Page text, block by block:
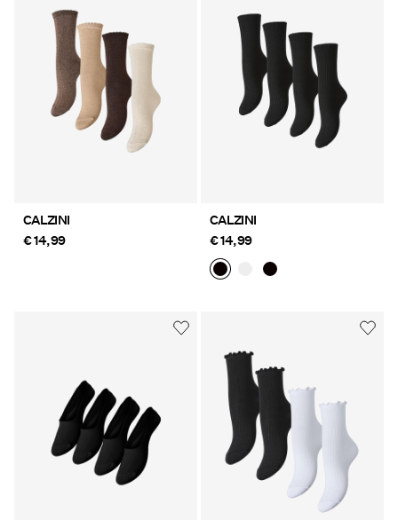
Shop The Look
Offerte
PIECES® EXTRA
inCALZINI
€ 14,99
CALZINI
€ 14,99